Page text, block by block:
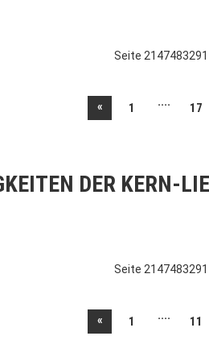
Seite 2147483291
« 1 .... 17
DER KERN-
Seite 2147483291
« 1 .... 11